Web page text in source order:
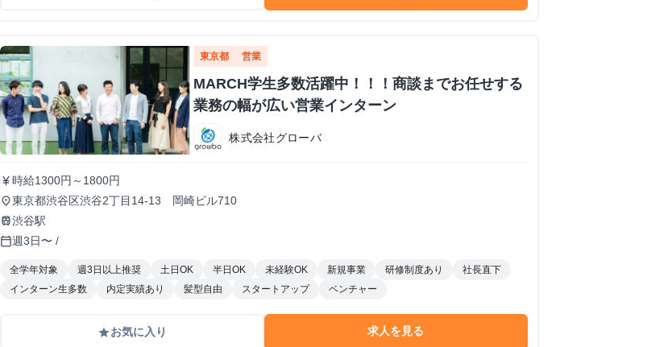
東京都 営業
MARCH学生多数活躍中！！！商談までお任せする
業務の幅が広い営業インターン
株式会社グローバ
currency_yen時給1300円～1800円
place東京都渋谷区渋谷2丁目14-13 岡崎ビル710
train渋谷駅
calendar_today週3日〜 /
全学年対象 週3日以上推奨 土日OK 半日OK 未経験OK 新規事業 研修制度あり
社長直下
インターン生多数
内定実績あり 髪型自由 スタートアップ ベンチャー
gradeお気に入り 求人を見る